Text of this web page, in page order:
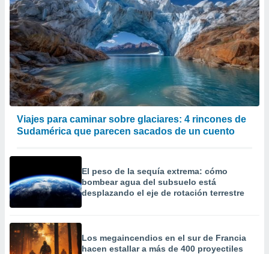
Viajes para caminar sobre glaciares: 4 rincones de
Sudamérica que parecen sacados de un cuento
El peso de la sequía extrema: cómo
bombear agua del subsuelo está
desplazando el eje de rotación terrestre
Los megaincendios en el sur de Francia
hacen estallar a más de 400 proyectiles